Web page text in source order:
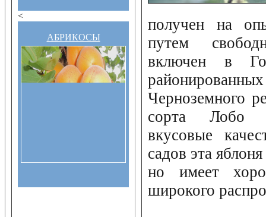
<
АБРИКОСЫ
получен на
путем
включен в
Черноземного
сорта Лобо
вкусовые
садов эта
но имеет
широкого